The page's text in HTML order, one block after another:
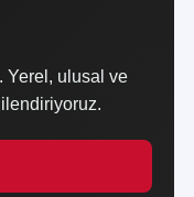
Yerel, ulusal ve